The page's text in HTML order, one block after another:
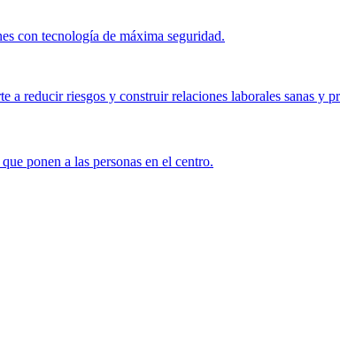
con tecnología de máxima seguridad.
a reducir riesgos y construir relaciones laborales sanas y
ponen a las personas en el centro.